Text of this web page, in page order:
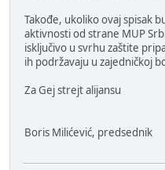
Takođe, ukoliko ovaj spisak
aktivnosti od strane MUP
isključivo u svrhu zaštite
ih podržavaju u zajedničkoj
Za Gej strejt alijansu
Boris Milićević, predsednik